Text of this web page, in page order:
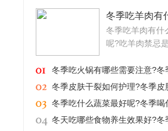
冬季吃羊肉有
做法呢?吃羊
是什么?
冬季吃羊肉有什
呢?吃羊肉禁忌是
冬季吃火锅有哪些需要注意?冬
锅的好处有哪些?
冬季皮肤干裂如何护理?冬季皮
的原因是什么?
冬季吃什么蔬菜最好呢?冬季喝
好?
冬天吃哪些食物养生效果好?冬